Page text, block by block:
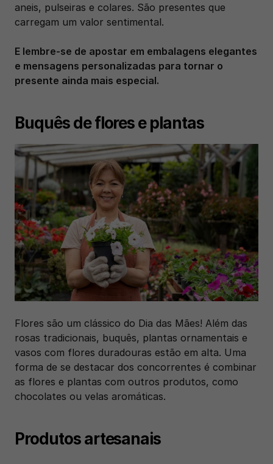
aneis, pulseiras e colares. São presentes que
carregam um valor sentimental.
E lembre-se de apostar em embalagens elegantes
e mensagens personalizadas para tornar o
presente ainda mais especial.
Buquês de flores e plantas
Flores são um clássico do Dia das Mães! Além das
rosas tradicionais, buquês, plantas ornamentais e
vasos com flores duradouras estão em alta. Uma
forma de se destacar dos concorrentes é combinar
as flores e plantas com outros produtos, como
chocolates ou velas aromáticas.
Produtos artesanais